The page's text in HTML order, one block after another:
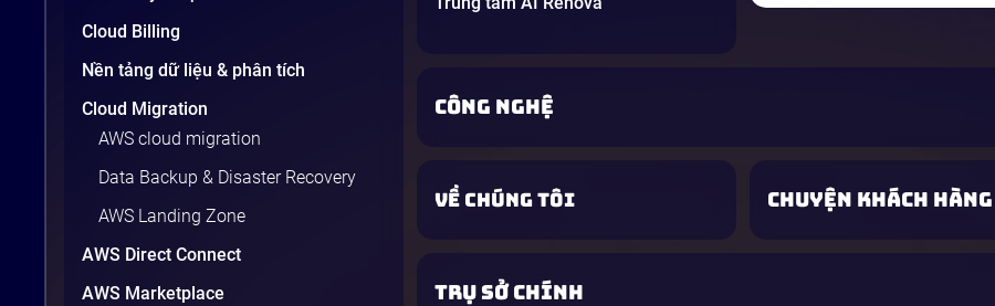
Cloud Billing
Nền tảng dữ liệu & phân tích
Cloud Migration
AWS cloud migration
Data Backup & Disaster Recovery
AWS Landing Zone
AWS Direct Connect
AWS Marketplace
CÔNG NGHỆ
VỀ CHÚNG TÔI CHUYỆN KHÁCH HÀNG
TRỤ SỞ CHÍNH